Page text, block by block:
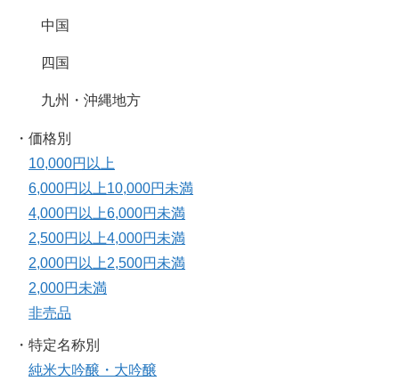
中国
四国
九州・沖縄地方
・価格別
10,000円以上
6,000円以上10,000円未満
4,000円以上6,000円未満
2,500円以上4,000円未満
2,000円以上2,500円未満
2,000円未満
非売品
・特定名称別
純米大吟醸・大吟醸